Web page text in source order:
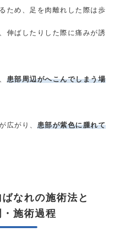
ため、足を肉離れした際は歩
伸ばしたりした際に痛みが誘
患部周辺がへこんでしまう場
広がり、 患部が紫色に腫れて
なれの施術法と
施術過程